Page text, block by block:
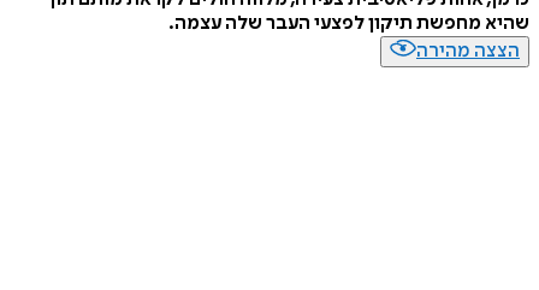
מחפשת תיקון לפצעי העבר שלה עצמה.
מהירה